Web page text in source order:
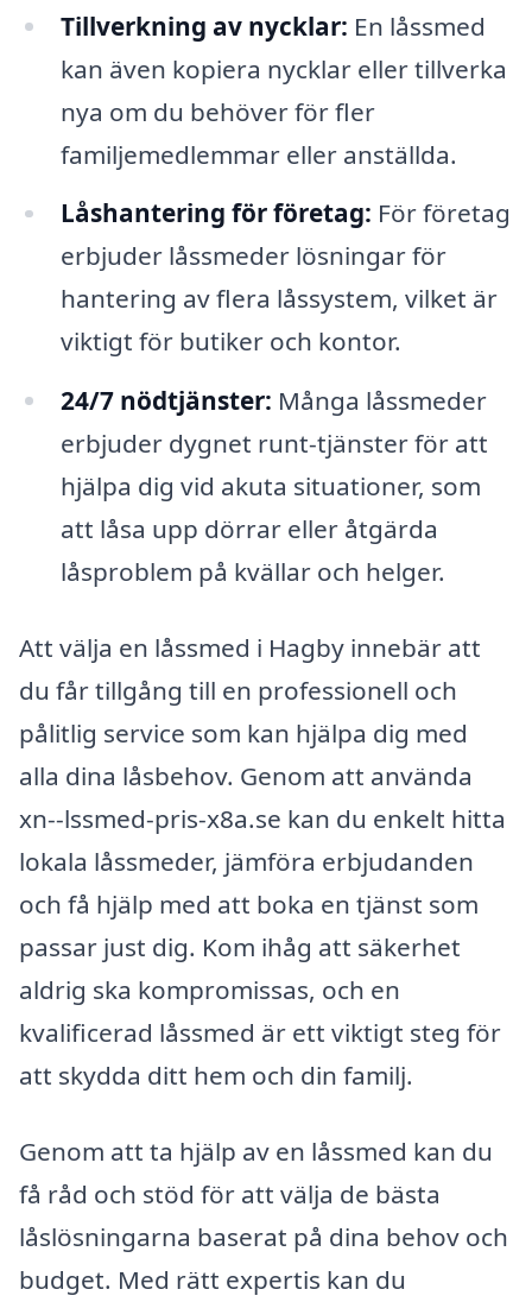
Tillverkning av nycklar: En låssmed
kan även kopiera nycklar eller tillverka
nya om du behöver för fler
familjemedlemmar eller anställda.
Låshantering för företag: För företag
erbjuder låssmeder lösningar för
hantering av flera låssystem, vilket är
viktigt för butiker och kontor.
24/7 nödtjänster: Många låssmeder
erbjuder dygnet runt-tjänster för att
hjälpa dig vid akuta situationer, som
att låsa upp dörrar eller åtgärda
låsproblem på kvällar och helger.
Att välja en låssmed i Hagby innebär att
du får tillgång till en professionell och
pålitlig service som kan hjälpa dig med
alla dina låsbehov. Genom att använda
xn--lssmed-pris-x8a.se kan du enkelt hitta
lokala låssmeder, jämföra erbjudanden
och få hjälp med att boka en tjänst som
passar just dig. Kom ihåg att säkerhet
aldrig ska kompromissas, och en
kvalificerad låssmed är ett viktigt steg för
att skydda ditt hem och din familj.
Genom att ta hjälp av en låssmed kan du
få råd och stöd för att välja de bästa
låslösningarna baserat på dina behov och
budget. Med rätt expertis kan du